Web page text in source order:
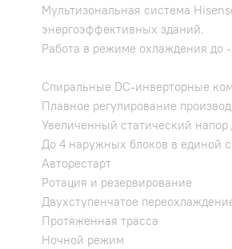
Мультизональная система
энергоэффективных зданий.
Работа в режиме охлаждения до
Спиральные DC-инверторные
Плавное регулирование
Увеличенный статический напор
До 4 наружных блоков в единой
Авторестарт
Ротация и резервирование
Двухступенчатое
Протяженная трасса
Ночной режим